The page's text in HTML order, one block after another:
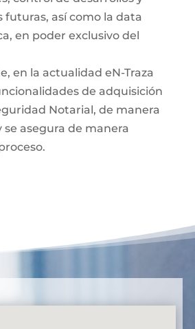
futuras, así como la data
en poder exclusivo del
en la actualidad eN-Traza
de adquisición
Notarial, de manera
se asegura de manera